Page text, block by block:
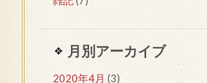
月別アーカイブ
2020年4月 (3)